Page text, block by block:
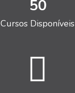
50
Cursos Disponíveis